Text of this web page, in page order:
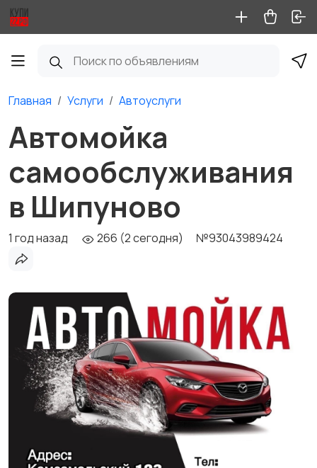
Главная Услуги Автоуслуги
Автомойка
самообслуживания
в Шипуново
1 год назад 266 (2 сегодня) №93043989424